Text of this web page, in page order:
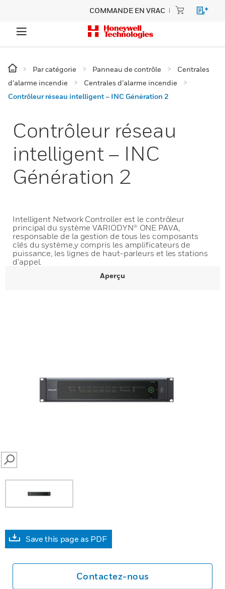
COMMANDE EN VRAC
Par catégorie Panneau de contrôle
Centrales
d’alarme incendie
Centrales d’alarme incendie
Contrôleur réseau intelligent – INC Génération 2
Contrôleur réseau
intelligent – INC
Génération 2
Intelligent Network Controller est le contrôleur
principal du système VARIODYN® ONE PAVA,
responsable de la gestion de tous les composants
clés du système,y compris les amplificateurs de
puissance, les lignes de haut-parleurs et les stations
d'appel.
Aperçu
SEARCH
Save this page as PDF
Contactez-nous